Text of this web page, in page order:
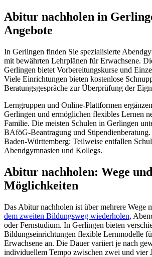
Abitur nachholen in
Angebote
In Gerlingen finden Sie spezialisierte
mit bewährten Lehrplänen für Erwachsene.
Gerlingen bietet Vorbereitungskurse und
Viele Einrichtungen bieten kostenlose
Beratungsgespräche zur Überprüfung der
Lerngruppen und Online-Plattformen
Gerlingen und ermöglichen flexibles Lernen
Familie. Die meisten Schulen in Gerlingen
BAföG-Beantragung und
Baden-Württemberg: Teilweise entfallen
Abendgymnasien und Kollegs.
Abitur nachholen: Wege und
Möglichkeiten
Das Abitur nachholen ist über mehrere Wege
dem zweiten Bildungsweg wiederholen,
oder Fernstudium. In Gerlingen bieten
Bildungseinrichtungen flexible Lernmodelle
Erwachsene an. Die Dauer variiert je nach
individuellem Tempo zwischen zwei und vier